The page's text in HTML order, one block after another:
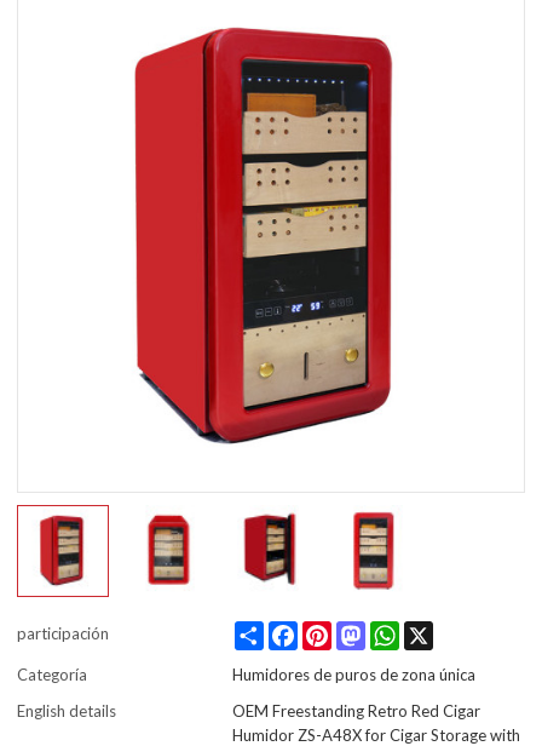
participación Share FacebookPinterestMastodonWhatsApp
Categoría
Humidores de puros de zona única
English details
OEM Freestanding Retro Red Cigar
Humidor ZS-A48X for Cigar Storage with